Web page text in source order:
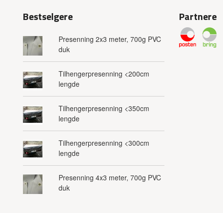
Bestselgere
Presenning 2x3 meter, 700g PVC
duk
Tilhengerpresenning <200cm
lengde
Tilhengerpresenning <350cm
lengde
Tilhengerpresenning <300cm
lengde
Presenning 4x3 meter, 700g PVC
duk
Partnere